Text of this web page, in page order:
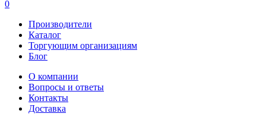
0
Производители
Каталог
Торгующим организациям
Блог
О компании
Вопросы и ответы
Контакты
Доставка